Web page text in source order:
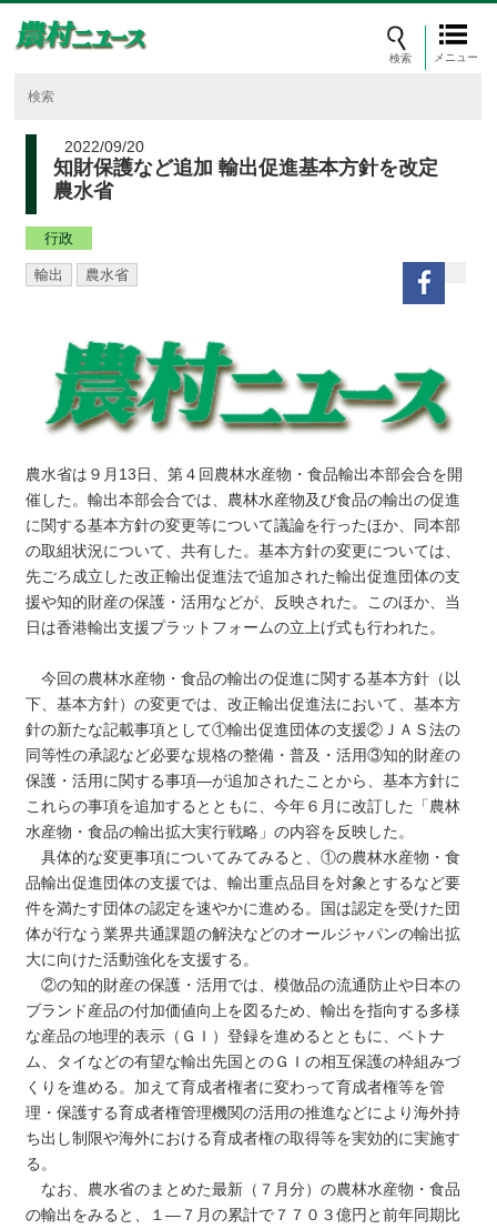
メニュー
2022/09/20
知財保護など追加 輸出促進基本方針を改定
農水省
行政
輸出 農水省
農水省は９月13日、第４回農林水産物・食品輸出本部会合を開
催した。輸出本部会合では、農林水産物及び食品の輸出の促進
に関する基本方針の変更等について議論を行ったほか、同本部
の取組状況について、共有した。基本方針の変更については、
先ごろ成立した改正輸出促進法で追加された輸出促進団体の支
援や知的財産の保護・活用などが、反映された。このほか、当
日は香港輸出支援プラットフォームの立上げ式も行われた。
今回の農林水産物・食品の輸出の促進に関する基本方針（以
下、基本方針）の変更では、改正輸出促進法において、基本方
針の新たな記載事項として①輸出促進団体の支援②ＪＡＳ法の
同等性の承認など必要な規格の整備・普及・活用③知的財産の
保護・活用に関する事項―が追加されたことから、基本方針に
これらの事項を追加するとともに、今年６月に改訂した「農林
水産物・食品の輸出拡大実行戦略」の内容を反映した。
具体的な変更事項についてみてみると、①の農林水産物・食
品輸出促進団体の支援では、輸出重点品目を対象とするなど要
件を満たす団体の認定を速やかに進める。国は認定を受けた団
体が行なう業界共通課題の解決などのオールジャパンの輸出拡
大に向けた活動強化を支援する。
②の知的財産の保護・活用では、模倣品の流通防止や日本の
ブランド産品の付加価値向上を図るため、輸出を指向する多様
な産品の地理的表示（ＧＩ）登録を進めるとともに、ベトナ
ム、タイなどの有望な輸出先国とのＧＩの相互保護の枠組みづ
くりを進める。加えて育成者権者に変わって育成者権等を管
理・保護する育成者権管理機関の活用の推進などにより海外持
ち出し制限や海外における育成者権の取得等を実効的に実施す
る。
なお、農水省のまとめた最新（７月分）の農林水産物・食品
の輸出をみると、１―７月の累計で７７０３億円と前年同期比